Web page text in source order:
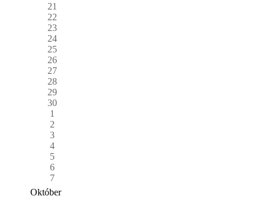
21
22
23
24
25
26
27
28
29
30
1
2
3
4
5
6
7
Október